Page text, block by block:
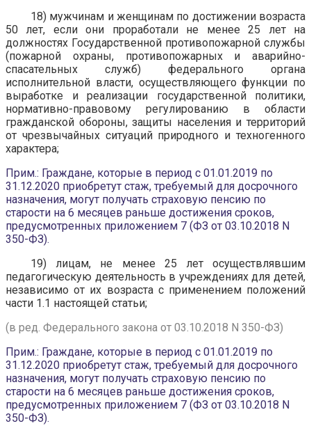
18) мужчинам и женщинам по достижении возраста
50 лет, если они проработали не менее 25 лет на
должностях Государственной противопожарной службы
(пожарной охраны, противопожарных и аварийно-
спасательных служб) федерального органа
исполнительной власти, осуществляющего функции по
выработке и реализации государственной политики,
нормативно-правовому регулированию в области
гражданской обороны, защиты населения и территорий
от чрезвычайных ситуаций природного и техногенного
характера;
Прим.: Граждане, которые в период с 01.01.2019 по
31.12.2020 приобретут стаж, требуемый для досрочного
назначения, могут получать страховую пенсию по
старости на 6 месяцев раньше достижения сроков,
предусмотренных приложением 7 (ФЗ от 03.10.2018 N
350-ФЗ).
19) лицам, не менее 25 лет осуществлявшим
педагогическую деятельность в учреждениях для детей,
независимо от их возраста с применением положений
части 1.1 настоящей статьи;
(в ред. Федерального закона от 03.10.2018 N 350-ФЗ)
Прим.: Граждане, которые в период с 01.01.2019 по
31.12.2020 приобретут стаж, требуемый для досрочного
назначения, могут получать страховую пенсию по
старости на 6 месяцев раньше достижения сроков,
предусмотренных приложением 7 (ФЗ от 03.10.2018 N
350-ФЗ).